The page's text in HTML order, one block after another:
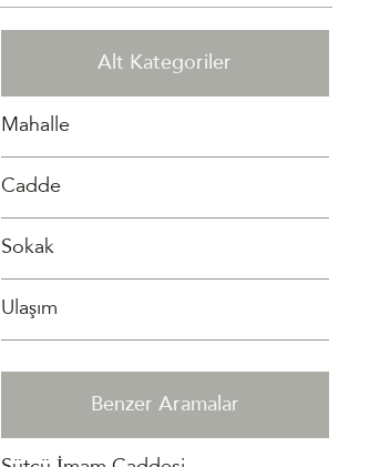
Alt Kategoriler
Mahalle
Cadde
Sokak
Ulaşım
Benzer Aramalar